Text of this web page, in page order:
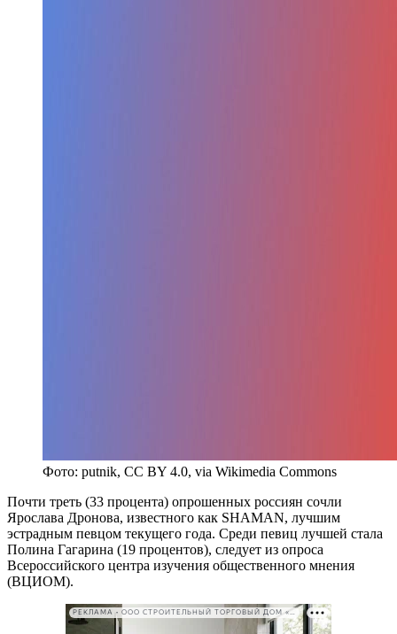
Фото: putnik, CC BY 4.0, via Wikimedia Commons
Почти треть (33 процента) опрошенных россиян сочли
Ярослава Дронова, известного как SHAMAN, лучшим
эстрадным певцом текущего года. Среди певиц лучшей стала
Полина Гагарина (19 процентов), следует из опроса
Всероссийского центра изучения общественного мнения
(ВЦИОМ).
РЕКЛАМА • ООО СТРОИТЕЛЬНЫЙ ТОРГОВЫЙ ДОМ «ПЕТРОВИЧ». ИНН: 7802348846